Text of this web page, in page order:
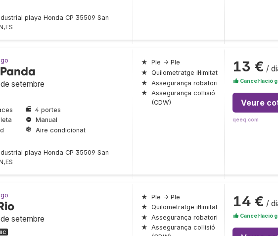
playa Honda CP 35509 San
setembre
4 portes
Manual
Aire condicionat
playa Honda CP 35509 San
★ Ple → Ple
★ Quilometratge il·limitat
★ Assegurança robatori
★ Assegurança col·lisió
(CDW)
13 € /
Cancel·lació
Veure
qeeq.com
setembre
★ Ple → Ple
★ Quilometratge il·limitat
★ Assegurança robatori
★ Assegurança col·lisió
14 € /
Cancel·lació